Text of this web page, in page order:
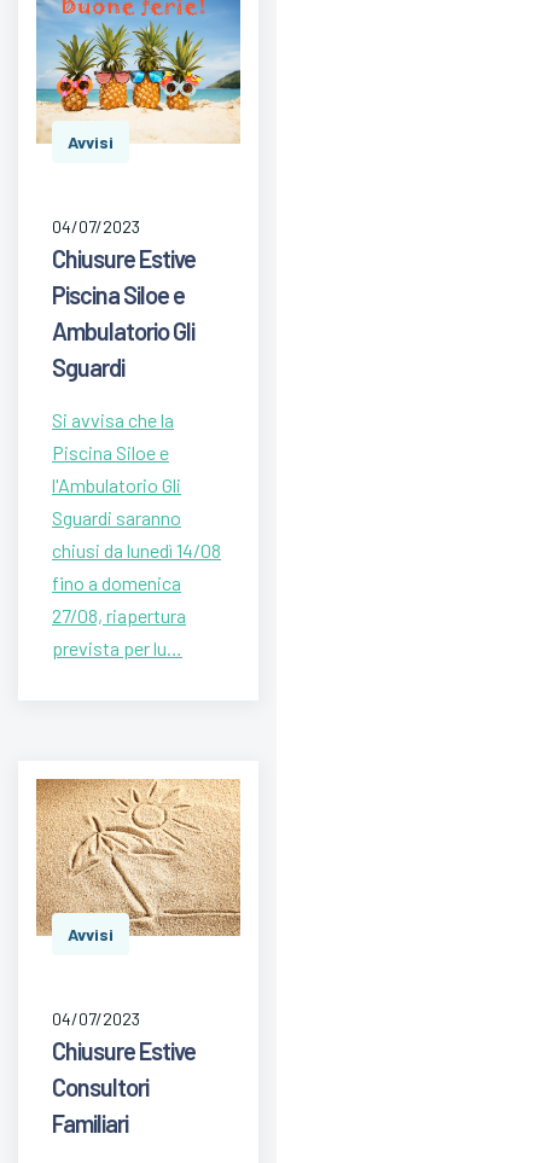
Avvisi
04/07/2023
Chiusure Estive
Piscina Siloe e
Ambulatorio Gli
Sguardi
Si avvisa che la
Piscina Siloe e
l'Ambulatorio Gli
Sguardi saranno
chiusi da lunedì 14/08
fino a domenica
27/08, riapertura
prevista per lu…
Avvisi
04/07/2023
Chiusure Estive
Consultori
Familiari